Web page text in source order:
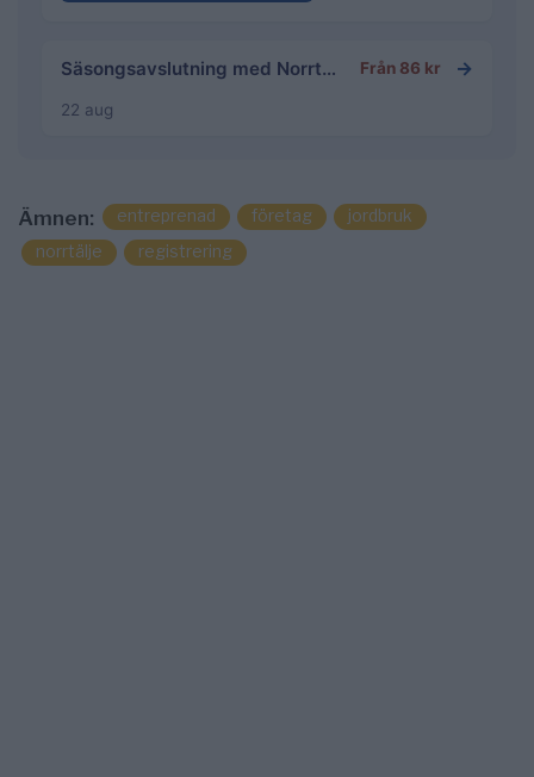
Säsongsavslutning med Norrtälje fotbollsgolf
22 aug
Från 86 kr →
Ämnen: entreprenad företag
jordbruk
norrtälje
registrering